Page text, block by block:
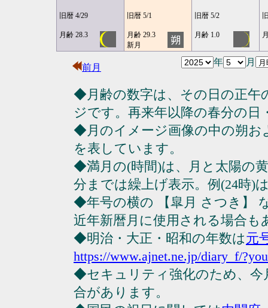
旧暦 4/29
月齢 28.3
旧暦 5/1
月齢 29.3
新月
旧暦 5/2
月齢 1.0
前月
年 月
◆月齢の数字は、その日の正午
ジです。再来年以降の春分の日
◆月のイメージ画像の中の朔
を表しています。
◆満月の(時間)は、月と太陽の
分までは繰上げ表示。例(24時)
◆年号の横の 【皐月 さつき】
近年新暦月に使用される場合も
◆明治・大正・昭和の年数は元
https://www.ajnet.ne.jp/diary_f/
◆セキュリティ強化のため、今
合があります。